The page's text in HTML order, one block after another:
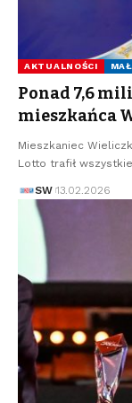
AKTUALNOŚCI
Ponad 7,6
mieszkańca
Mieszkaniec
Lotto trafił
SW 13.02.2026